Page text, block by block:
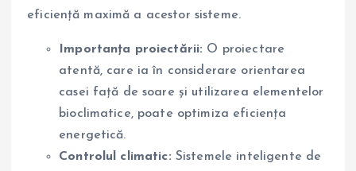
eficiență maximă a acestor sisteme.
Importanța proiectării: O proiectare
atentă, care ia în considerare orientarea
casei față de soare și utilizarea elementelor
bioclimatice, poate optimiza eficiența
energetică.
Controlul climatic: Sistemele inteligente de